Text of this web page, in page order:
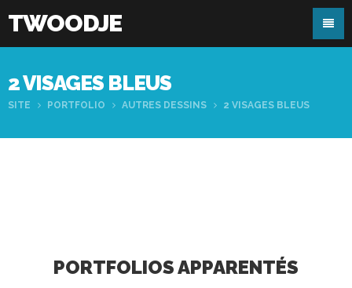
TWOODJE
2 VISAGES BLEUS
SITE PORTFOLIO AUTRES DESSINS 2 VISAGES BLEUS
PORTFOLIOS APPARENTÉS